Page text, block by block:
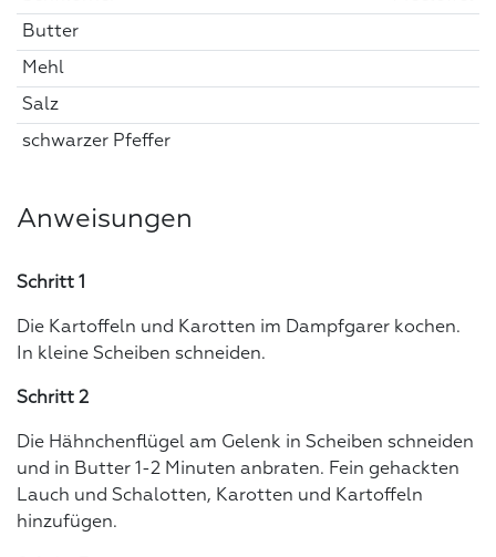
Butter
Mehl
Salz
schwarzer Pfeffer
Anweisungen
Schritt 1
Die Kartoffeln und Karotten im Dampfgarer kochen.
In kleine Scheiben schneiden.
Schritt 2
Die Hähnchenflügel am Gelenk in Scheiben schneiden
und in Butter 1-2 Minuten anbraten. Fein gehackten
Lauch und Schalotten, Karotten und Kartoffeln
hinzufügen.